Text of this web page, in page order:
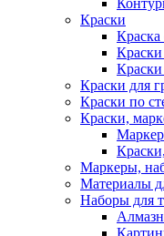
Краски
Краска
Краски
Краски для
Краски по
Краски,
Маркеры,
Материалы
Наборы для